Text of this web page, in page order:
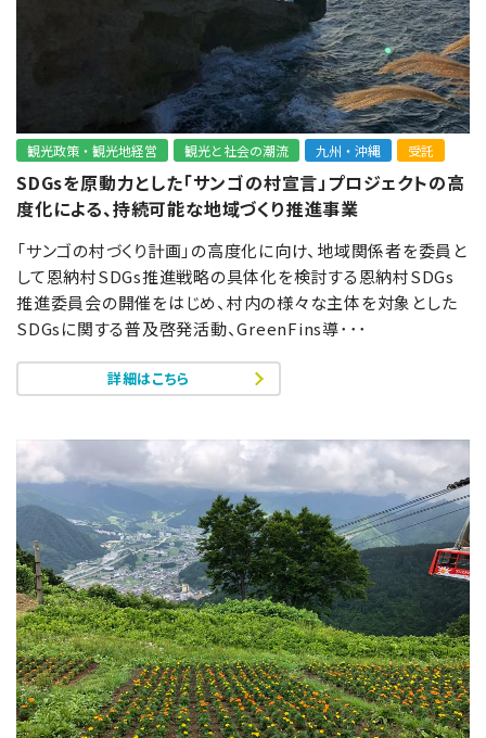
観光政策・観光地経営 観光と社会の潮流 九州・沖縄 受託
SDGsを原動力とした「サンゴの村宣言」プロジェクトの高
度化による、持続可能な地域づくり推進事業
「サンゴの村づくり計画」の高度化に向け、地域関係者を委員と
して恩納村SDGs推進戦略の具体化を検討する恩納村SDGs
推進委員会の開催をはじめ、村内の様々な主体を対象とした
SDGsに関する普及啓発活動、GreenFins導･･･
詳細はこちら